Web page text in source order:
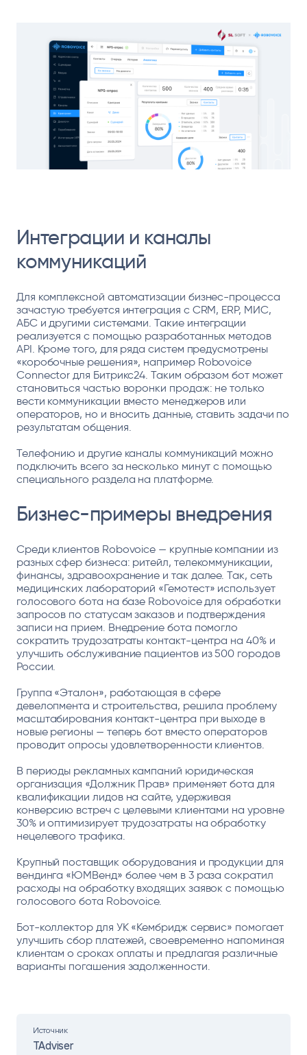
Источник
TAdviser
Интеграции и каналы
коммуникаций
Для комплексной автоматизации бизнес-процесса
зачастую требуется интеграция с CRM, ERP, МИС,
АБС и другими системами. Такие интеграции
реализуется с помощью разработанных методов
API. Кроме того, для ряда систем предусмотрены
«коробочные решения», например Robovoice
Connector для Битрикс24. Таким образом бот может
становиться частью воронки продаж: не только
вести коммуникации вместо менеджеров или
операторов, но и вносить данные, ставить задачи по
результатам общения.
Телефонию и другие каналы коммуникаций можно
подключить всего за несколько минут с помощью
специального раздела на платформе.
Бизнес-примеры внедрения
Среди клиентов Robovoice — крупные компании из
разных сфер бизнеса: ритейл, телекоммуникации,
финансы, здравоохранение и так далее. Так, сеть
медицинских лабораторий «Гемотест» использует
голосового бота на базе Robovoice для обработки
запросов по статусам заказов и подтверждения
записи на прием. Внедрение бота помогло
сократить трудозатраты контакт-центра на 40% и
улучшить обслуживание пациентов из 500 городов
России.
Группа «Эталон», работающая в сфере
девелопмента и строительства, решила проблему
масштабирования контакт-центра при выходе в
новые регионы — теперь бот вместо операторов
проводит опросы удовлетворенности клиентов.
В периоды рекламных кампаний юридическая
организация «Должник Прав» применяет бота для
квалификации лидов на сайте, удерживая
конверсию встреч с целевыми клиентами на уровне
30% и оптимизирует трудозатраты на обработку
нецелевого трафика.
Крупный поставщик оборудования и продукции для
вендинга «ЮМВенд» более чем в 3 раза сократил
расходы на обработку входящих заявок с помощью
голосового бота Robovoice.
Бот-коллектор для УК «Кембридж сервис» помогает
улучшить сбор платежей, своевременно напоминая
клиентам о сроках оплаты и предлагая различные
варианты погашения задолженности.